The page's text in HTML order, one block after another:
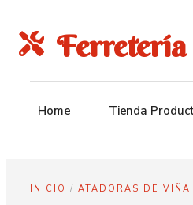
Ferretería
Home Tienda
INICIO / ATADORAS DE VIÑA